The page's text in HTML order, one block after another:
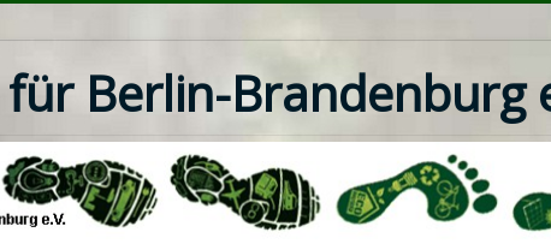
Berlin-Brandenburg